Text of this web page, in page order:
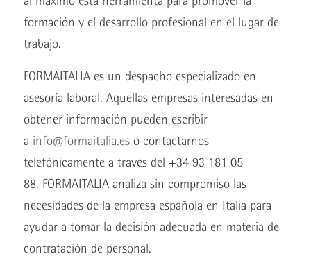
formación y el desarrollo profesional en el lugar de
trabajo.
FORMAITALIA es un despacho especializado en
asesoría laboral. Aquellas empresas interesadas en
obtener información pueden escribir
a info@formaitalia.eso contactarnos
telefónicamente a través del +34 93 181 05
88. FORMAITALIA analiza sin compromiso las
necesidades de la empresa española en Italia para
ayudar a tomar la decisión adecuada en materia de
contratación de personal.